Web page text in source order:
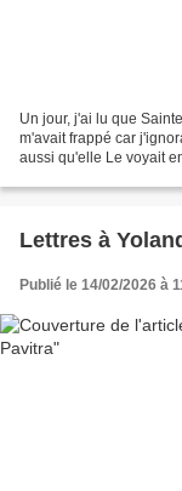
Un jour, j'ai lu que
m'avait frappé car
aussi qu'elle Le voyait
Lettres à
Publié le 14/02/2026 à